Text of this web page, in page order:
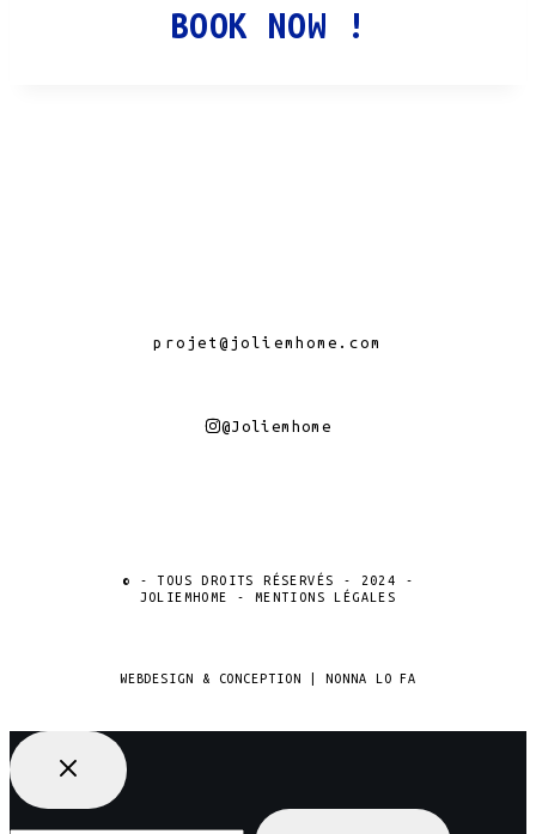
BOOK NOW !
projet@joliemhome.com
@joliemhome
© - TOUS DROITS RÉSERVÉS - 2024 -
JOLIEMHOME - MENTIONS LÉGALES
WEBDESIGN & CONCEPTION | NONNA LO FA